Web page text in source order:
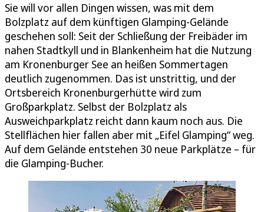
Sie will vor allen Dingen wissen, was mit dem
Bolzplatz auf dem künftigen Glamping-Gelände
geschehen soll: Seit der Schließung der Freibäder im
nahen Stadtkyll und in Blankenheim hat die Nutzung
am Kronenburger See an heißen Sommertagen
deutlich zugenommen. Das ist unstrittig, und der
Ortsbereich Kronenburgerhütte wird zum
Großparkplatz. Selbst der Bolzplatz als
Ausweichparkplatz reicht dann kaum noch aus. Die
Stellflächen hier fallen aber mit „Eifel Glamping“ weg.
Auf dem Gelände entstehen 30 neue Parkplätze – für
die Glamping-Bucher.